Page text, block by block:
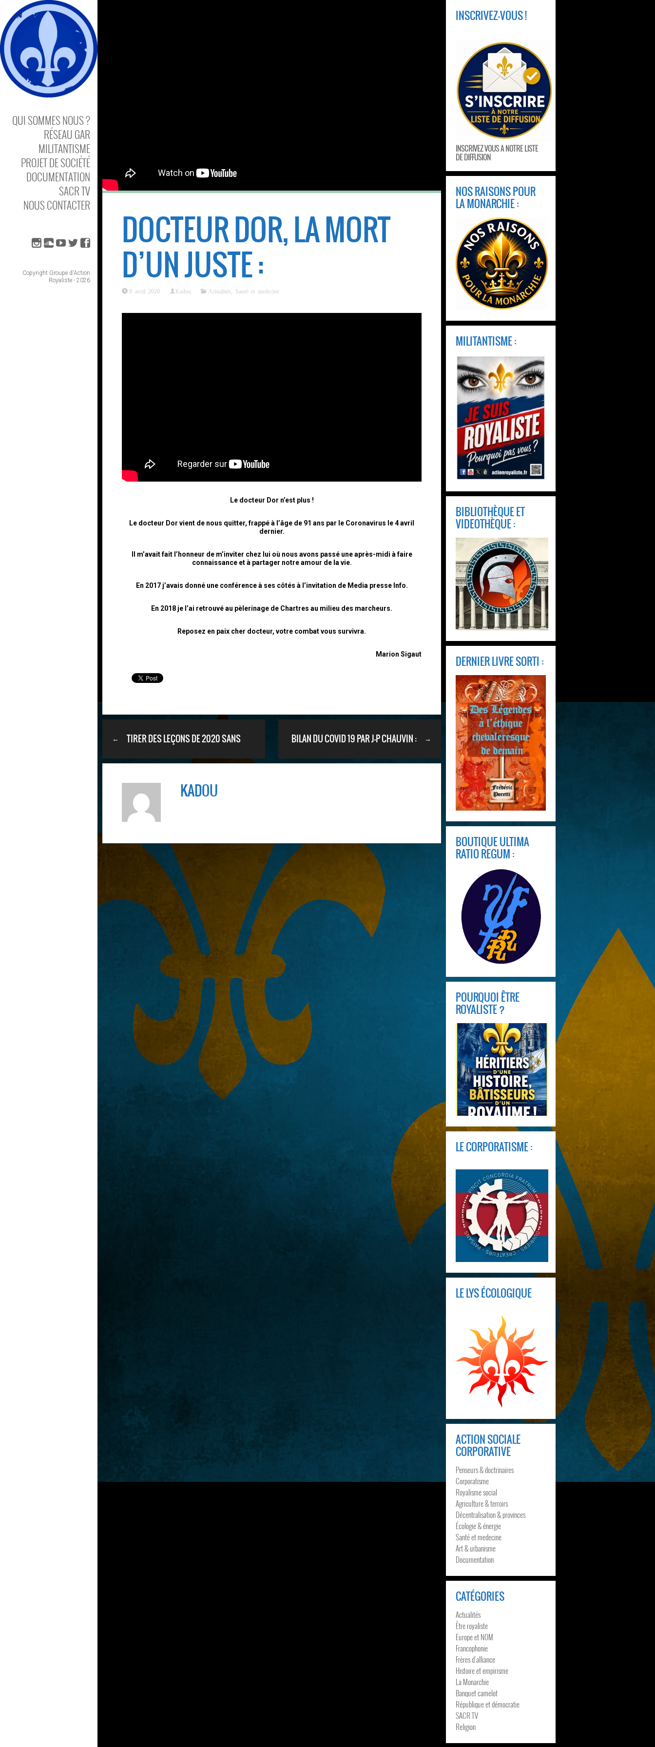
QUI SOMMES NOUS ?
RÉSEAU GAR
MILITANTISME
PROJET DE SOCIÉTÉ
DOCUMENTATION
SACR TV
NOUS CONTACTER
Copyright Groupe d'Action
Royaliste - 2026
DOCTEUR DOR, LA MORT
D’UN JUSTE :
8 avril 2020 Kadou Actualités Santé et medecine
Le docteur Dor n’est plus !
Le docteur Dor vient de nous quitter, frappé à l’âge de 91 ans par le Coronavirus le 4 avril
dernier.
Il m’avait fait l’honneur de m’inviter chez lui où nous avons passé une après-midi à faire
connaissance et à partager notre amour de la vie.
En 2017 j’avais donné une conférence à ses côtés à l’invitation de Media presse Info.
En 2018 je l’ai retrouvé au pèlerinage de Chartres au milieu des marcheurs.
Reposez en paix cher docteur, votre combat vous survivra.
Marion Sigaut
← TIRER DES LEÇONS DE 2020 SANS →
BILAN DU COVID 19 PAR J-P CHAUVIN :
KADOU
INSCRIVEZ-VOUS !
INSCRIVEZ VOUS A NOTRE LISTE
DE DIFFUSION
NOS RAISONS POUR
LA MONARCHIE :
MILITANTISME :
BIBLIOTHÈQUE ET
VIDEOTHÈQUE :
DERNIER LIVRE SORTI :
BOUTIQUE ULTIMA
RATIO REGUM :
POURQUOI ÊTRE
ROYALISTE ?
LE CORPORATISME :
LE LYS ÉCOLOGIQUE
ACTION SOCIALE
CORPORATIVE
Penseurs & doctrinaires
Corporatisme
Royalisme social
Agriculture & terroirs
Décentralisation & provinces
Écologie & énergie
Santé et medecine
Art & urbanisme
Documentation
CATÉGORIES
Actualités
Être royaliste
Europe et NOM
Francophonie
Frères d’alliance
Histoire et empirisme
La Monarchie
Banquet camelot
République et démocratie
SACR TV
Religion